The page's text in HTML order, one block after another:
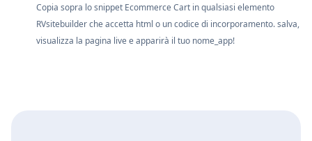
Copia sopra lo snippet Ecommerce Cart in qualsiasi elemento
RVsitebuilder che accetta html o un codice di incorporamento. salva,
visualizza la pagina live e apparirà il tuo nome_app!